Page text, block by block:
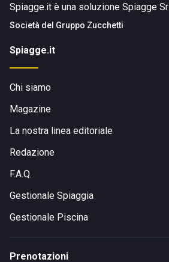
Spiagge.it è una soluzione Spiagge Srl
Società del Gruppo Zucchetti
Spiagge.it
Chi siamo
Magazine
La nostra linea editoriale
Redazione
F.A.Q.
Gestionale Spiaggia
Gestionale Piscina
Prenotazioni